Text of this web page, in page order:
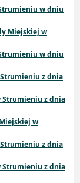
w dniu
Miejskiej w
w dniu
z dnia
Strumieniu z dnia
w
Strumieniu z dnia
Strumieniu z dnia